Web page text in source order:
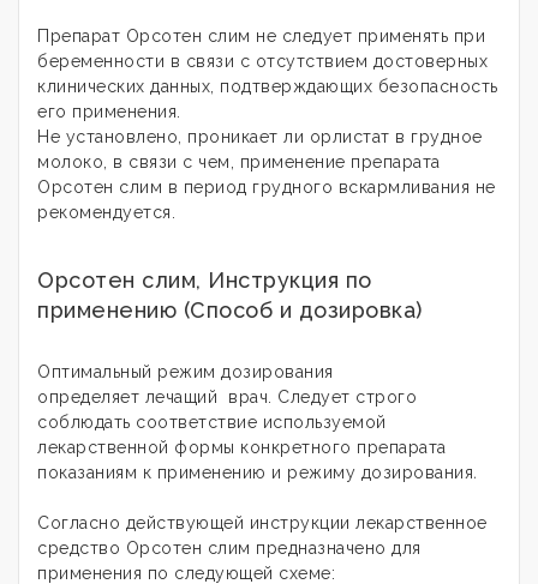
Препарат Орсотен слим не следует применять при
беременности в связи с отсутствием достоверных
клинических данных, подтверждающих безопасность
его применения.
Не установлено, проникает ли орлистат в грудное
молоко, в связи с чем, применение препарата
Орсотен слим в период грудного вскармливания не
рекомендуется.
Орсотен слим, Инструкция по
применению (Способ и дозировка)
Оптимальный режим дозирования
определяет лечащий врач. Следует строго
соблюдать соответствие используемой
лекарственной формы конкретного препарата
показаниям к применению и режиму дозирования.
Согласно действующей инструкции лекарственное
средство Орсотен слим предназначено для
применения по следующей схеме: